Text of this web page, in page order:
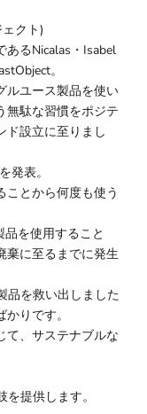
クト)
あるNicalas・Isabel
。
ルユース製品を使い
無駄な習慣をポジテ
ド設立に至りまし
発表。
ことから何度も使う
を使用すること
棄に至るまでに発生
品を救い出しました
りです。
て、サステナブルな
提供します。